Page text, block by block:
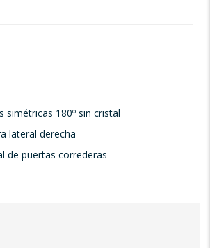
simétricas 180º sin cristal
lateral derecha
de puertas correderas